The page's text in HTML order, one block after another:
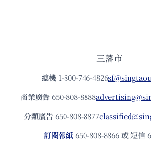
三藩市
總機 1-800-746-4826
商業廣告 650-808-8888
分類廣告 650-808-8877
訂閱報紙 650-808-8866 或 短信